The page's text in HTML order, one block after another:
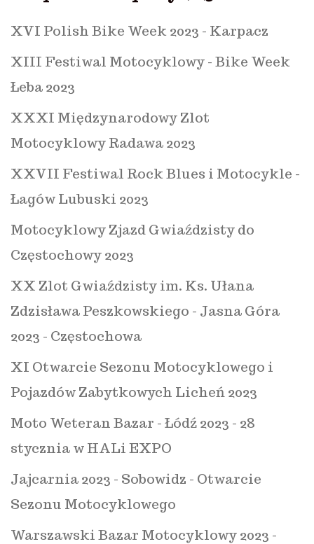
XVI Polish Bike Week 2023 - Karpacz
XIII Festiwal Motocyklowy - Bike Week
Łeba 2023
XXXI Międzynarodowy Zlot
Motocyklowy Radawa 2023
XXVII Festiwal Rock Blues i Motocykle -
Łagów Lubuski 2023
Motocyklowy Zjazd Gwiaździsty do
Częstochowy 2023
XX Zlot Gwiaździsty im. Ks. Ułana
Zdzisława Peszkowskiego - Jasna Góra
2023 - Częstochowa
XI Otwarcie Sezonu Motocyklowego i
Pojazdów Zabytkowych Licheń 2023
Moto Weteran Bazar - Łódź 2023 - 28
stycznia w HALi EXPO
Jajcarnia 2023 - Sobowidz - Otwarcie
Sezonu Motocyklowego
Warszawski Bazar Motocyklowy 2023 -